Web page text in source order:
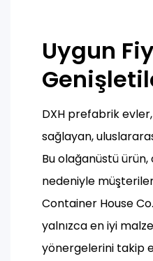
Uygun
DXH prefabrik
sağlayan,
Bu olağanüstü
nedeniyle
Container House
yalnızca en iyi
yönergelerini takip